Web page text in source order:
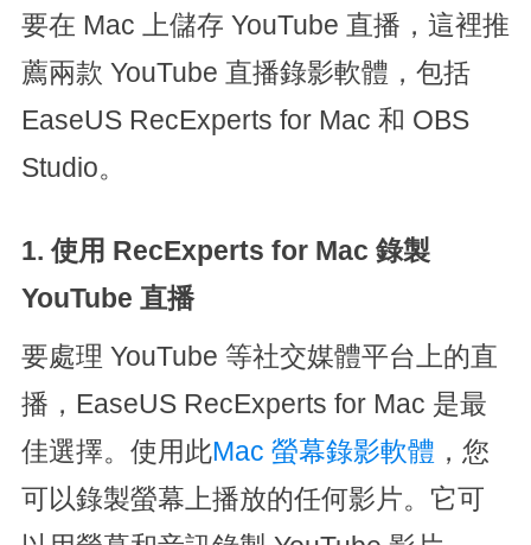
要在 Mac 上儲存 YouTube 直播，這裡推
薦兩款 YouTube 直播錄影軟體，包括
EaseUS RecExperts for Mac 和 OBS
Studio。
1. 使用 RecExperts for Mac 錄製
YouTube 直播
要處理 YouTube 等社交媒體平台上的直
播，EaseUS RecExperts for Mac 是最
佳選擇。使用此Mac 螢幕錄影軟體 ，您
可以錄製螢幕上播放的任何影片。它可